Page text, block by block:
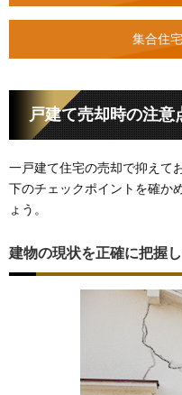
集合住
戸建て売却時の注意
一戸建て住宅の売却で抑えて
下のチェックポイントを確か
ょう。
建物の現状を正確に把握